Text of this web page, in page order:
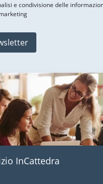
e condivisione delle
InCattedra